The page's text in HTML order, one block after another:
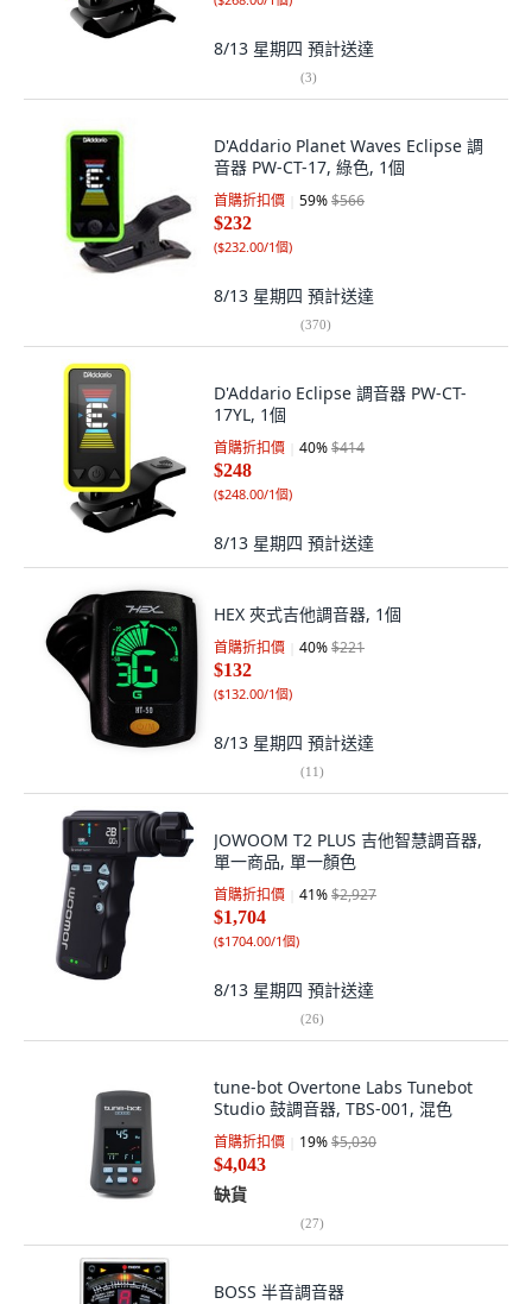
8/13 星期四 預計送達
(3)
D'Addario Planet Waves Eclipse 調
音器 PW-CT-17, 綠色, 1個
首購折扣價 59%$566
$232
($232.00/1個)
8/13 星期四 預計送達
(370)
D'Addario Eclipse 調音器 PW-CT-
17YL, 1個
首購折扣價 40%$414
$248
($248.00/1個)
8/13 星期四 預計送達
HEX 夾式吉他調音器, 1個
首購折扣價 40%$221
$132
($132.00/1個)
8/13 星期四 預計送達
(11)
JOWOOM T2 PLUS 吉他智慧調音器,
單一商品, 單一顏色
首購折扣價 41%$2,927
$1,704
($1704.00/1個)
8/13 星期四 預計送達
(26)
tune-bot Overtone Labs Tunebot
Studio 鼓調音器, TBS-001, 混色
首購折扣價 19%$5,030
$4,043
缺貨
(27)
BOSS 半音調音器